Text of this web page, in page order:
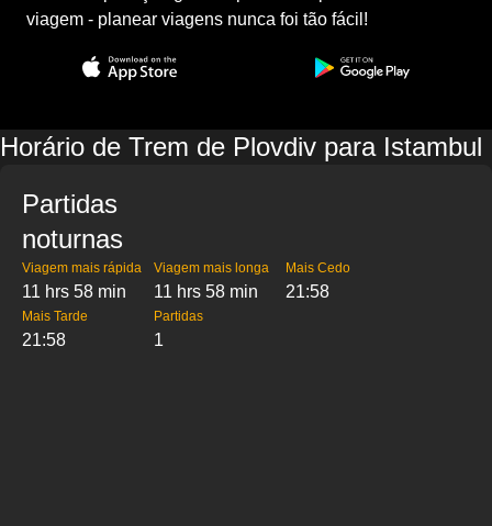
viagem - planear viagens nunca foi tão fácil!
Horário de Trem de Plovdiv para Istambul
Partidas
noturnas
Viagem mais rápida
11 hrs 58 min
Viagem mais longa
11 hrs 58 min
Mais Cedo
21:58
Mais Tarde
21:58
Partidas
1